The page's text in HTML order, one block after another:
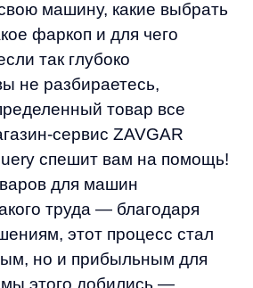
этот процесс стал
но и прибыльным для
добились —
виджета максимально
каталога. Выглядит единым
— подтвердились.
фильтров для удобства
после запуска команда AnyQuery